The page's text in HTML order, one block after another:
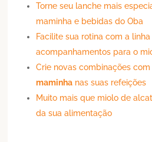
Torne seu lanche mais
maminha e bebidas do Oba
Facilite sua rotina com a
acompanhamentos para o
Crie novas combinações
maminha nas suas refeições
Muito mais que miolo de
da sua alimentação